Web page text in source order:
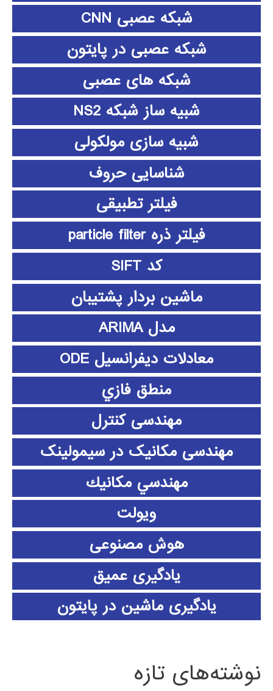
شبکه عصبی CNN
شبکه عصبی در پایتون
شبکه های عصبی
شبیه ساز شبکه NS2
شبیه سازی مولکولی
شناسایی حروف
فیلتر تطبیقی
فیلتر ذره particle filter
کد SIFT
ماشین بردار پشتیبان
مدل ARIMA
معادلات دیفرانسیل ODE
منطق فازي
مهندسی کنترل
مهندسی مکانیک در سیمولینک
مهندسي مكانيك
ویولت
هوش مصنوعی
یادگیری عمیق
یادگیری ماشین در پایتون
نوشته‌های تازه